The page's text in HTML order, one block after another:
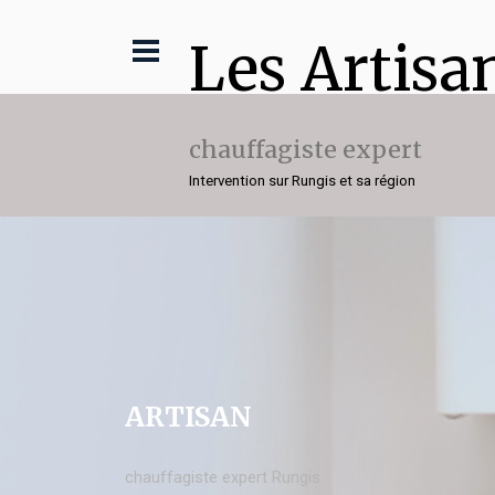
Les
chauffagiste expert
Intervention sur Rungis et sa région
ARTISAN
chauffagiste expert Rungis